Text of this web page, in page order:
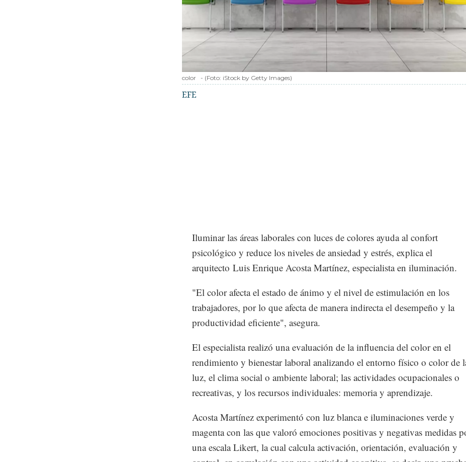
color - (Foto: iStock by Getty Images)
EFE
Iluminar las áreas laborales con luces de colores ayuda al confort
psicológico y reduce los niveles de ansiedad y estrés, explica el
arquitecto Luis Enrique Acosta Martínez, especialista en iluminación.
"El color afecta el estado de ánimo y el nivel de estimulación en los
trabajadores, por lo que afecta de manera indirecta el desempeño y la
productividad eficiente", asegura.
El especialista realizó una evaluación de la influencia del color en el
rendimiento y bienestar laboral analizando el entorno físico o color de
luz, el clima social o ambiente laboral; las actividades ocupacionales o
recreativas, y los recursos individuales: memoria y aprendizaje.
Acosta Martínez experimentó con luz blanca e iluminaciones verde y
magenta con las que valoró emociones positivas y negativas medidas
una escala Likert, la cual calcula activación, orientación, evaluación y